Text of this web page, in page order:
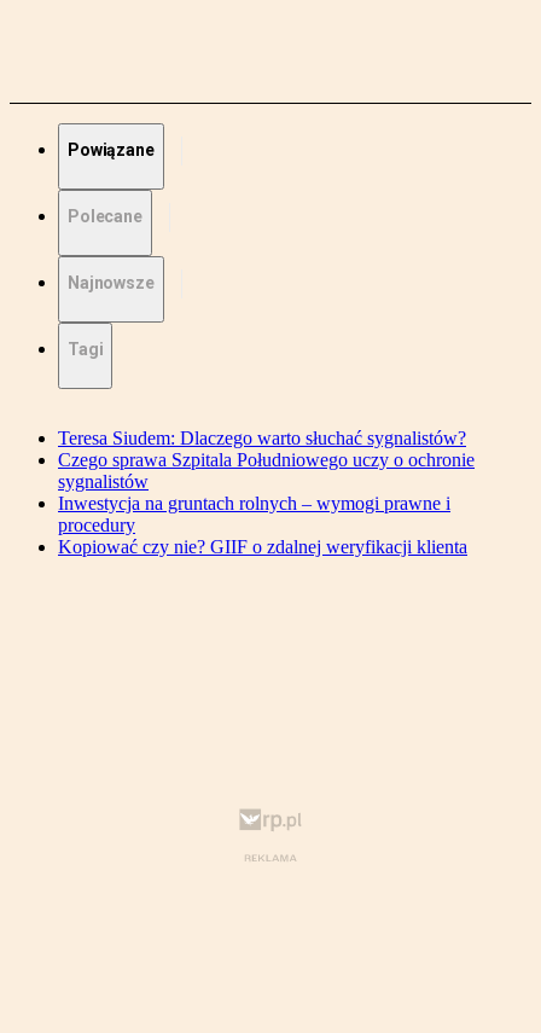
Powiązane
Polecane
Najnowsze
Tagi
Teresa Siudem: Dlaczego warto słuchać sygnalistów?
Czego sprawa Szpitala Południowego uczy o ochronie
sygnalistów
Inwestycja na gruntach rolnych – wymogi prawne i
procedury
Kopiować czy nie? GIIF o zdalnej weryfikacji klienta